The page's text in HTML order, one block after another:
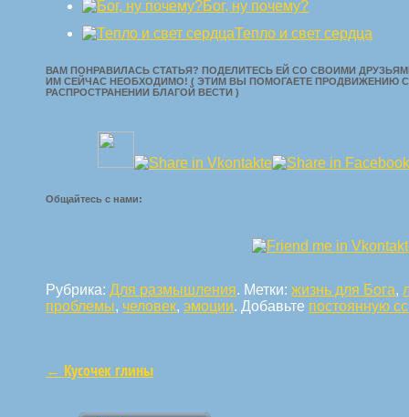
Бог, ну почему?
Тепло и свет сердца
ВАМ ПОНРАВИЛАСЬ СТАТЬЯ? ПОДЕЛИТЕСЬ ЕЙ СО СВОИМИ
ИМ СЕЙЧАС НЕОБХОДИМО! ( ЭТИМ ВЫ ПОМОГАЕТЕ ПРОДВИЖЕНИЮ
РАСПРОСТРАНЕНИИ БЛАГОЙ ВЕСТИ )
Общайтесь с нами:
Рубрика:Для размышления. Метки:жизнь для Бога,
проблемы, человек,эмоции. Добавьте постоянную
Навигация по статьям
← Кусочек глины